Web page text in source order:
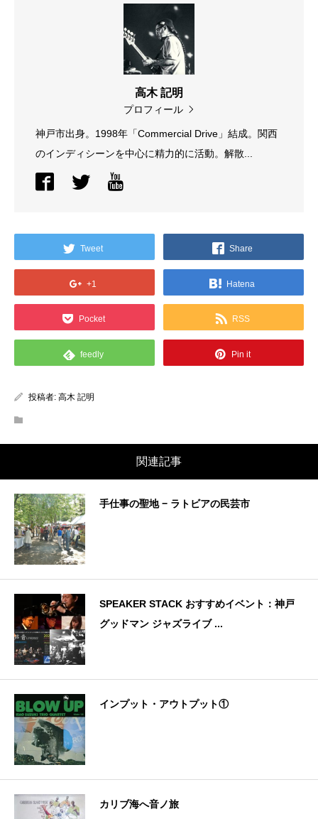
高木 記明
プロフィール
神戸市出身。1998年「Commercial Drive」結成。関西
のインディシーンを中心に精力的に活動。解散...
Tweet Share
+1 Hatena
Pocket RSS
feedly Pin it
投稿者: 高木 記明
関連記事
手仕事の聖地 − ラトビアの民芸市
SPEAKER STACK おすすめイベント：神戸
グッドマン ジャズライブ ...
インプット・アウトプット①
カリブ海へ音ノ旅